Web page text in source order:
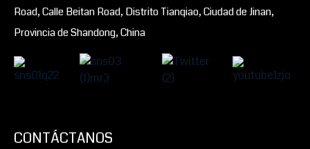
Road, Calle Beitan Road, Distrito Tianqiao, Ciudad de Jinan,
Provincia de Shandong, China
CONTÁCTANOS